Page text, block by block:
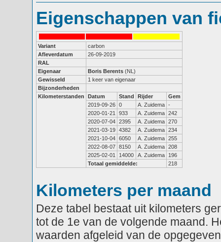
Eigenschappen van
Variant
carbon
Afleverdatum
26-09-2019
RAL
Eigenaar
Boris Berents (NL)
Gewisseld
1 keer van eigenaar
Bijzonderheden
Kilometerstanden
Datum Stand Rijder
Gem
2019-09-26 0 A. Zuidema -
2020-01-21
933 A. Zuidema 242
2020-07-04 2395 A. Zuidema 270
2021-03-19 4382 A. Zuidema 234
2021-10-04 6050 A. Zuidema 255
2022-08-07 8150 A. Zuidema 208
2025-02-01
14000 A. Zuidema
196
Totaal gemiddelde:
218
Kilometers per maand
Deze tabel bestaat uit kilometers
tot de 1e van de volgende maand.
waarden afgeleid van de